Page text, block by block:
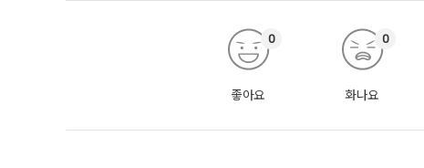
좋아요
0
화나요
0